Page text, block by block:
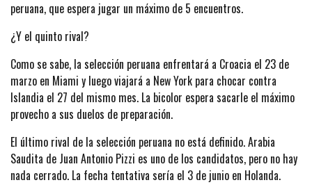
peruana, que espera jugar un máximo de 5 encuentros.
¿Y el quinto rival?
Como se sabe, la selección peruana enfrentará a Croacia el 23 de
marzo en Miami y luego viajará a New York para chocar contra
Islandia el 27 del mismo mes. La bicolor espera sacarle el máximo
provecho a sus duelos de preparación.
El último rival de la selección peruana no está definido. Arabia
Saudita de Juan Antonio Pizzi es uno de los candidatos, pero no hay
nada cerrado. La fecha tentativa sería el 3 de junio en Holanda.